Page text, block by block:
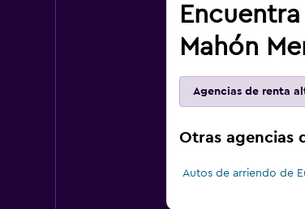
Mahón
Agencias de renta
Otras agencias
Autos de arriendo de